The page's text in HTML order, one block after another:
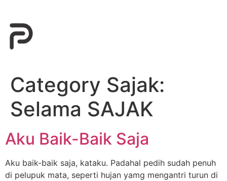
Category Sajak:
Selama SAJAK
Aku Baik-Baik Saja
Aku baik-baik saja, kataku. Padahal pedih sudah penuh
di pelupuk mata, seperti hujan yamg mengantri turun di